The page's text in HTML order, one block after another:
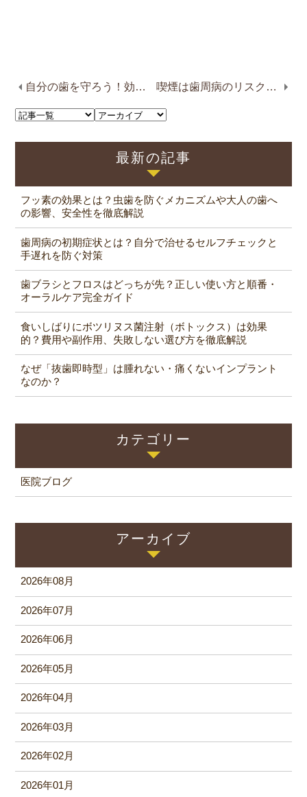
自分の歯を守ろう！効果的な虫歯予防を解説 喫煙は歯周病のリスクを高める？関係性を解説
最新の記事
フッ素の効果とは？虫歯を防ぐメカニズムや大人の歯へ
の影響、安全性を徹底解説
歯周病の初期症状とは？自分で治せるセルフチェックと
手遅れを防ぐ対策
歯ブラシとフロスはどっちが先？正しい使い方と順番・
オーラルケア完全ガイド
食いしばりにボツリヌス菌注射（ボトックス）は効果
的？費用や副作用、失敗しない選び方を徹底解説
なぜ「抜歯即時型」は腫れない・痛くないインプラント
なのか？
カテゴリー
医院ブログ
アーカイブ
2026年08月
2026年07月
2026年06月
2026年05月
2026年04月
2026年03月
2026年02月
2026年01月